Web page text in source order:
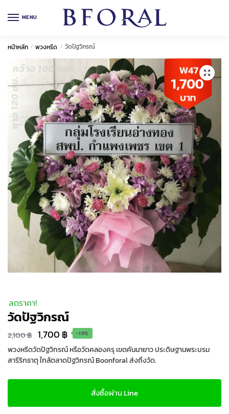
MENU
หน้าหลัก / พวงหรีด / วัดปัฐวิกรณ์
🔍
ลดราคา!
วัดปัฐวิกรณ์
2,100฿ Original
price
was:
2,100 ฿.
1,700 ฿Current
price
is:
1,700 ฿.
-19%
พวงหรีดวัดปัฐวิกรณ์ หรือวัดคลองครุ เขตคันนายาว ประดิษฐานพระบรม
สารีริกธาตุ ใกล้ตลาดปัฐวิกรณ์ Boonforal ส่งถึงวัด.
สั่งซื้อผ่าน Line